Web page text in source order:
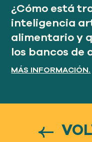
¿Cómo está
inteligencia
alimentario y
los bancos de
MÁS INFORMACIÓN.